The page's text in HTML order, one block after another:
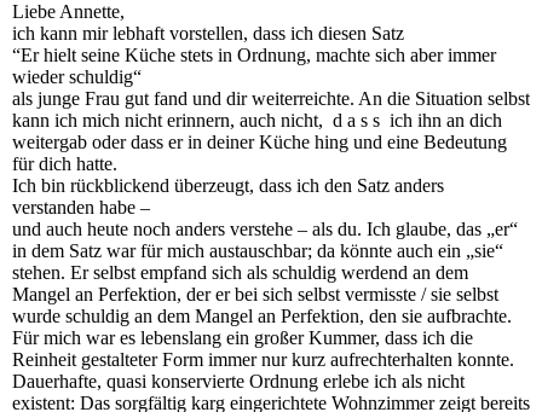
Liebe Annette,
ich kann mir lebhaft vorstellen, dass ich diesen Satz
“Er hielt seine Küche stets in Ordnung, machte sich aber immer
wieder schuldig“
als junge Frau gut fand und dir weiterreichte. An die Situation selbst
kann ich mich nicht erinnern, auch nicht, d a s s ich ihn an dich
weitergab oder dass er in deiner Küche hing und eine Bedeutung
für dich hatte.
Ich bin rückblickend überzeugt, dass ich den Satz anders
verstanden habe –
und auch heute noch anders verstehe – als du. Ich glaube, das „er“
in dem Satz war für mich austauschbar; da könnte auch ein „sie“
stehen. Er selbst empfand sich als schuldig werdend an dem
Mangel an Perfektion, der er bei sich selbst vermisste / sie selbst
wurde schuldig an dem Mangel an Perfektion, den sie aufbrachte.
Für mich war es lebenslang ein großer Kummer, dass ich die
Reinheit gestalteter Form immer nur kurz aufrechterhalten konnte.
Dauerhafte, quasi konservierte Ordnung erlebe ich als nicht
existent: Das sorgfältig karg eingerichtete Wohnzimmer zeigt bereits